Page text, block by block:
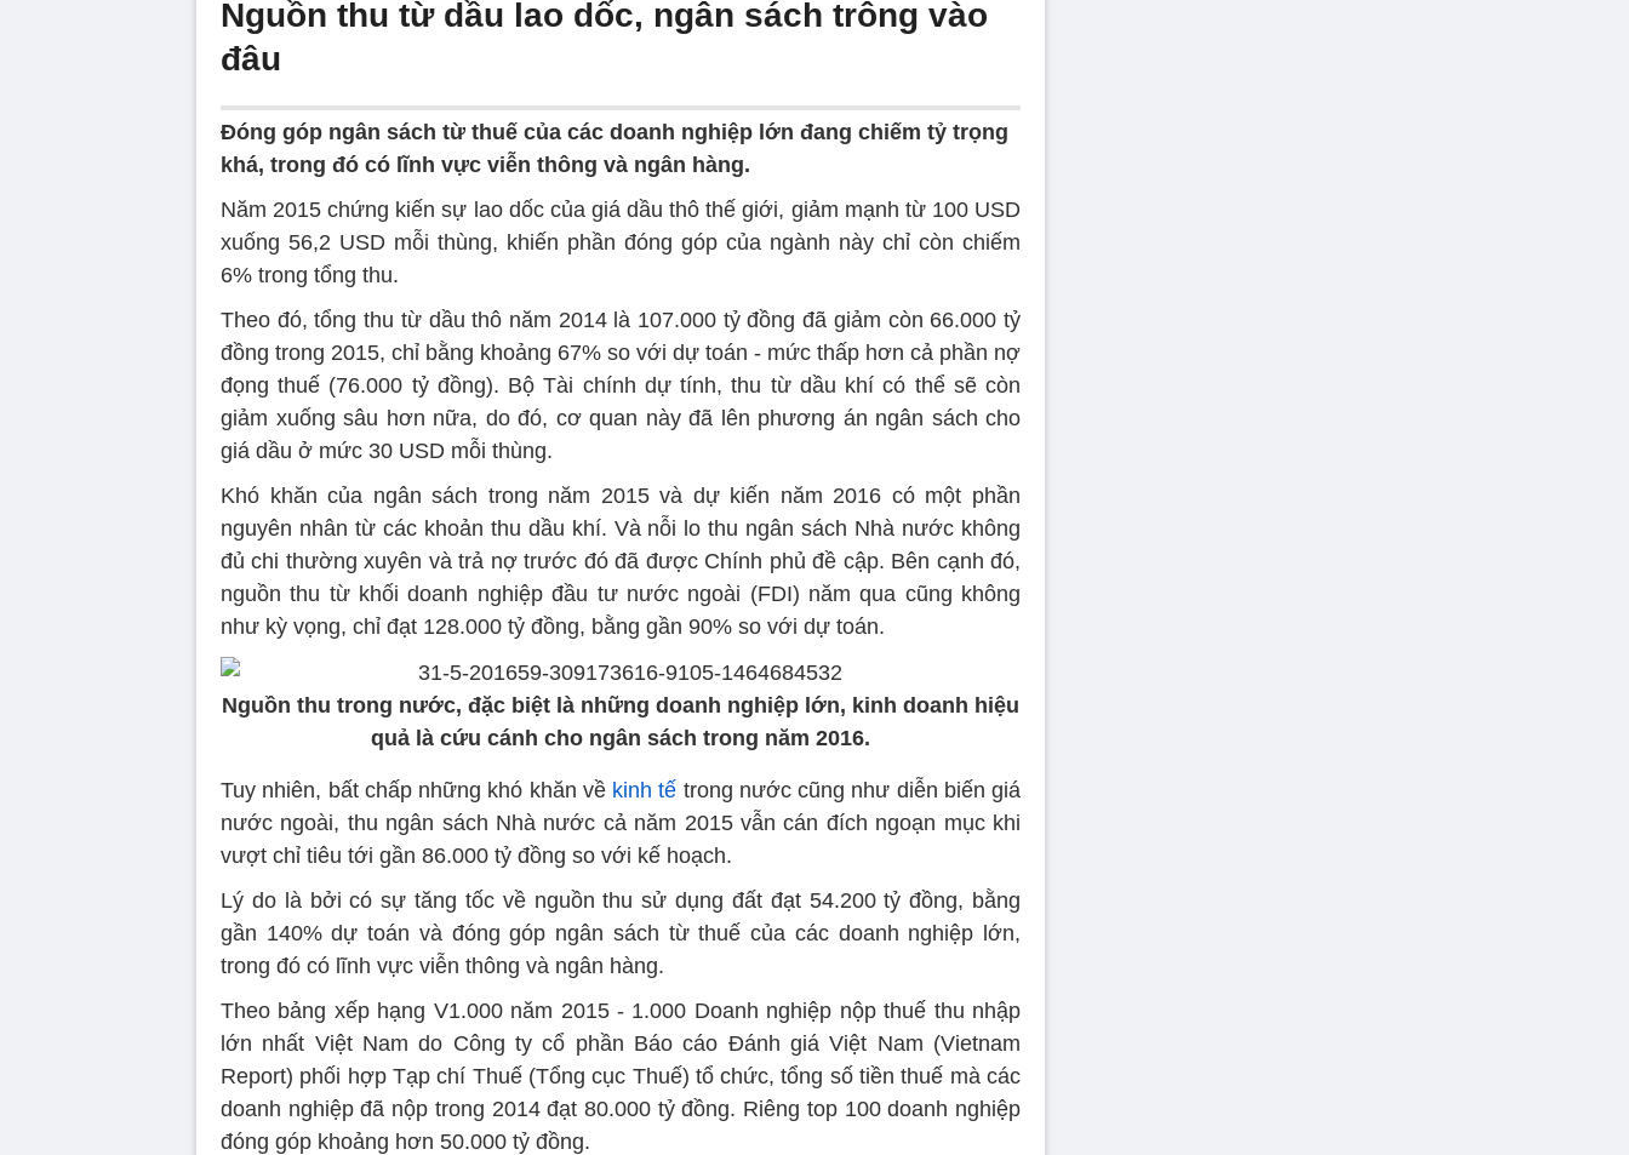
Nguồn thu từ dầu lao dốc, ngân sách trông vào
đâu
Đóng góp ngân sách từ thuế của các doanh nghiệp lớn đang chiếm tỷ trọng
khá, trong đó có lĩnh vực viễn thông và ngân hàng.
Năm 2015 chứng kiến sự lao dốc của giá dầu thô thế giới, giảm mạnh từ 100 USD
xuống 56,2 USD mỗi thùng, khiến phần đóng góp của ngành này chỉ còn chiếm
6% trong tổng thu.
Theo đó, tổng thu từ dầu thô năm 2014 là 107.000 tỷ đồng đã giảm còn 66.000 tỷ
đồng trong 2015, chỉ bằng khoảng 67% so với dự toán - mức thấp hơn cả phần nợ
đọng thuế (76.000 tỷ đồng). Bộ Tài chính dự tính, thu từ dầu khí có thể sẽ còn
giảm xuống sâu hơn nữa, do đó, cơ quan này đã lên phương án ngân sách cho
giá dầu ở mức 30 USD mỗi thùng.
Khó khăn của ngân sách trong năm 2015 và dự kiến năm 2016 có một phần
nguyên nhân từ các khoản thu dầu khí. Và nỗi lo thu ngân sách Nhà nước không
đủ chi thường xuyên và trả nợ trước đó đã được Chính phủ đề cập. Bên cạnh đó,
nguồn thu từ khối doanh nghiệp đầu tư nước ngoài (FDI) năm qua cũng không
như kỳ vọng, chỉ đạt 128.000 tỷ đồng, bằng gần 90% so với dự toán.
Nguồn thu trong nước, đặc biệt là những doanh nghiệp lớn, kinh doanh hiệu
quả là cứu cánh cho ngân sách trong năm 2016.
Tuy nhiên, bất chấp những khó khăn về kinh tế trong nước cũng như diễn biến giá
nước ngoài, thu ngân sách Nhà nước cả năm 2015 vẫn cán đích ngoạn mục khi
vượt chỉ tiêu tới gần 86.000 tỷ đồng so với kế hoạch.
Lý do là bởi có sự tăng tốc về nguồn thu sử dụng đất đạt 54.200 tỷ đồng, bằng
gần 140% dự toán và đóng góp ngân sách từ thuế của các doanh nghiệp lớn,
trong đó có lĩnh vực viễn thông và ngân hàng.
Theo bảng xếp hạng V1.000 năm 2015 - 1.000 Doanh nghiệp nộp thuế thu nhập
lớn nhất Việt Nam do Công ty cổ phần Báo cáo Đánh giá Việt Nam (Vietnam
Report) phối hợp Tạp chí Thuế (Tổng cục Thuế) tổ chức, tổng số tiền thuế mà các
doanh nghiệp đã nộp trong 2014 đạt 80.000 tỷ đồng. Riêng top 100 doanh nghiệp
đóng góp khoảng hơn 50.000 tỷ đồng.